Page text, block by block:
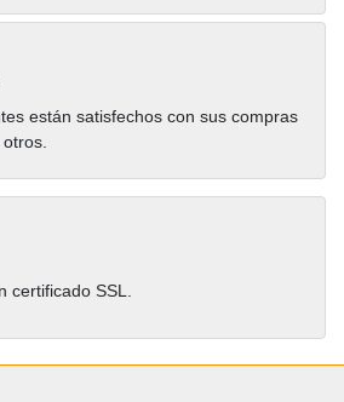
están satisfechos con sus compras
certificado SSL.